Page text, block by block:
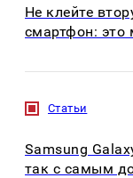
Не клейте
смартфон: это
Статьи
Samsung
так с самым